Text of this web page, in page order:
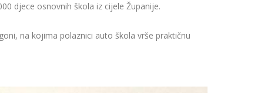
djece osnovnih škola iz cijele Županije.
na kojima polaznici auto škola vrše praktičnu